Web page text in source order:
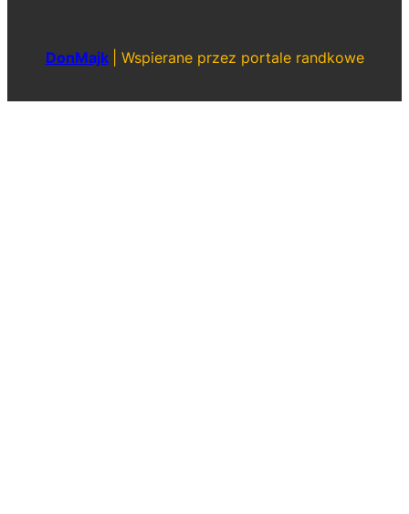
DonMajk Wspierane przez portale randkowe